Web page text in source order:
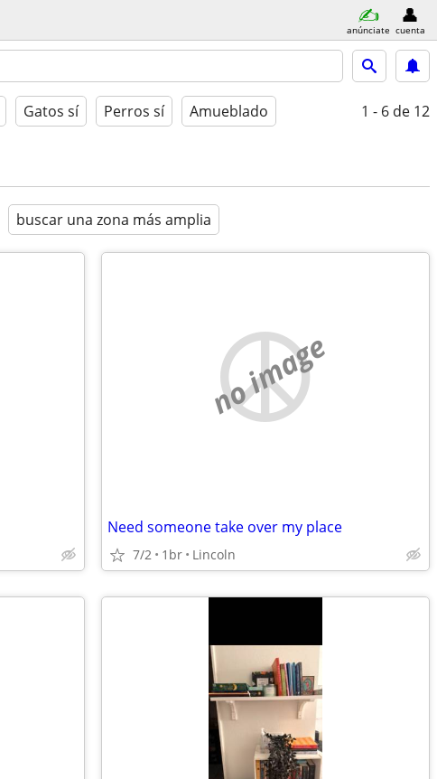
anúnciate cuenta
Gatos sí Perros sí Amueblado 1 - 6 de 12
buscar una zona más amplia
no image
Need someone take over my place
7/2 1br Lincoln